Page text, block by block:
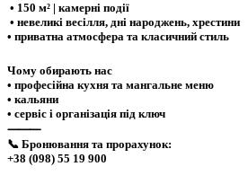
• 150 м² | камерні події
• невеликі весілля, дні народжень, хрестини
• приватна атмосфера та класичний стиль
Чому обирають нас
• професійна кухня та мангальне меню
• кальяни
• сервіс і організація під ключ
⸻
📞 Бронювання та прорахунок:
+38 (098) 55 19 900